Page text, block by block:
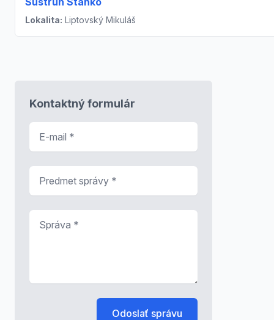
Lokalita: Liptovský Mikuláš
Kontaktný formulár
Odoslať správu